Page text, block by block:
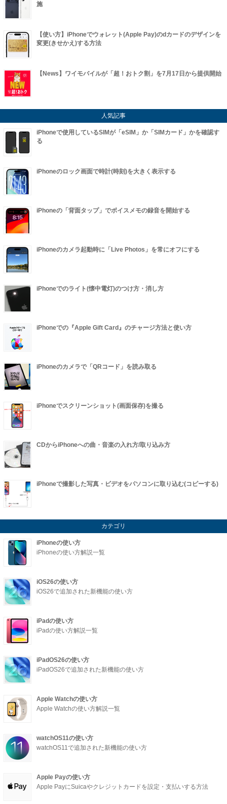
施
【使い方】iPhoneでウォレット(Apple Pay)のdカードのデザインを
変更(きせかえ)する方法
【News】ワイモバイルが「超！おトク割」を7月17日から提供開始
人気記事
iPhoneで使用しているSIMが「eSIM」か「SIMカード」かを確認す
る
iPhoneのロック画面で時計(時刻)を大きく表示する
iPhoneの「背面タップ」でボイスメモの録音を開始する
iPhoneのカメラ起動時に「Live Photos」を常にオフにする
iPhoneでのライト(懐中電灯)のつけ方・消し方
iPhoneでの『Apple Gift Card』のチャージ方法と使い方
iPhoneのカメラで「QRコード」を読み取る
iPhoneでスクリーンショット(画面保存)を撮る
CDからiPhoneへの曲・音楽の入れ方/取り込み方
iPhoneで撮影した写真・ビデオをパソコンに取り込む(コピーする)
カテゴリ
iPhoneの使い方
iPhoneの使い方解説一覧
iOS26の使い方
iOS26で追加された新機能の使い方
iPadの使い方
iPadの使い方解説一覧
iPadOS26の使い方
iPadOS26で追加された新機能の使い方
Apple Watchの使い方
Apple Watchの使い方解説一覧
watchOS11の使い方
watchOS11で追加された新機能の使い方
Apple Payの使い方
Apple PayにSuicaやクレジットカードを設定・支払いする方法